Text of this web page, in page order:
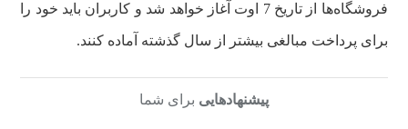
فروشگاه‌ها از تاریخ 7 اوت آغاز خواهد شد و کاربران باید خود را
برای پرداخت مبالغی بیشتر از سال گذشته آماده کنند.
پیشنهادهایی برای شما